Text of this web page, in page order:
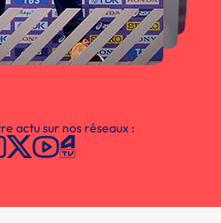
actu sur nos réseaux :